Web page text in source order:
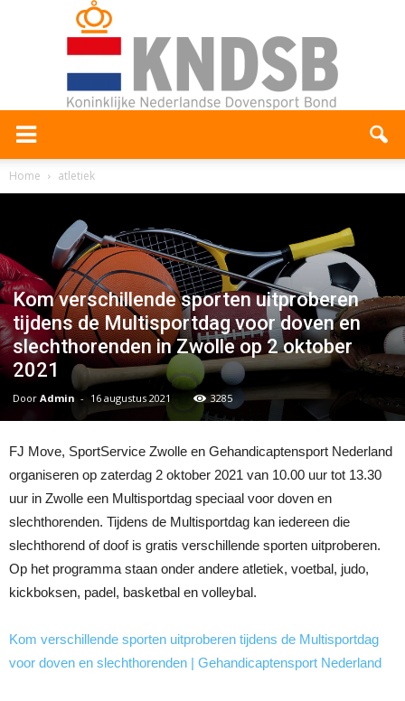
Home atletiek
Kom verschillende sporten uitproberen
tijdens de Multisportdag voor doven en
slechthorenden in Zwolle op 2 oktober
2021
Door Admin - 16 augustus 2021 3285
FJ Move, SportService Zwolle en Gehandicaptensport Nederland
organiseren op zaterdag 2 oktober 2021 van 10.00 uur tot 13.30
uur in Zwolle een Multisportdag speciaal voor doven en
slechthorenden. Tijdens de Multisportdag kan iedereen die
slechthorend of doof is gratis verschillende sporten uitproberen.
Op het programma staan onder andere atletiek, voetbal, judo,
kickboksen, padel, basketbal en volleybal.
Kom verschillende sporten uitproberen tijdens de Multisportdag
voor doven en slechthorenden | Gehandicaptensport Nederland